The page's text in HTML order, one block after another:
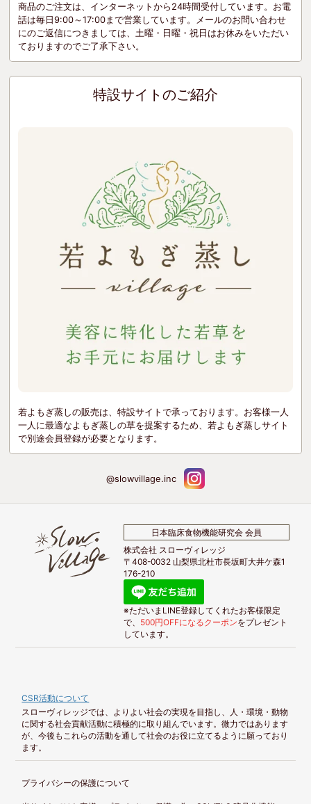
商品のご注文は、インターネットから24時間受付しています。お電
話は毎日9:00～17:00まで営業しています。メールのお問い合わせ
にのご返信につきましては、土曜・日曜・祝日はお休みをいただい
ておりますのでご了承下さい。
特設サイトのご紹介
若よもぎ蒸しの販売は、特設サイトで承っております。お客様一人
一人に最適なよもぎ蒸しの草を提案するため、若よもぎ蒸しサイト
で別途会員登録が必要となります。
@slowvillage.inc
日本臨床食物機能研究会 会員
株式会社 スローヴィレッジ
〒408-0032 山梨県北杜市長坂町大井ケ森1
176-210
※ただいまLINE登録してくれたお客様限定
で、 500円OFFになるクーポンをプレゼント
しています。
CSR活動について
スローヴィレッジでは、よりよい社会の実現を目指し、人・環境・動物
に関する社会貢献活動に積極的に取り組んでいます。微力ではあります
が、今後もこれらの活動を通して社会のお役に立てるように願っており
ます。
プライバシーの保護について